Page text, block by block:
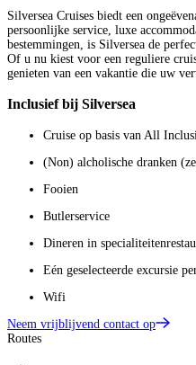
Silversea Cruises biedt een
persoonlijke service, luxe
bestemmingen, is Silversea de
Of u nu kiest voor een reguliere
genieten van een vakantie die uw
Inclusief bij Silversea
Cruise op basis van All
(Non) alcholische dranken
Fooien
Butlerservice
Dineren in
Eén geselecteerde excursie
Wifi
Neem vrijblijvend contact op
Routes